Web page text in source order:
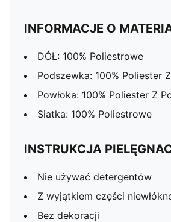
INFORMACJE O
DÓŁ: 100% Poliestrowe
Podszewka: 100% Poliester
Powłoka: 100% Poliester Z
Siatka: 100% Poliestrowe
INSTRUKCJA
Nie używać detergentów
Z wyjątkiem części
Bez dekoracji